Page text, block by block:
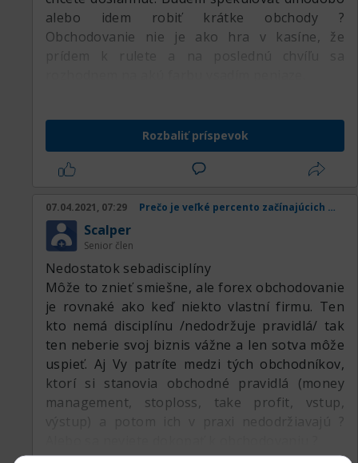
alebo idem robiť krátke obchody ?
Obchodovanie nie je ako hra v kasíne, že
prídem k rulete a na poslednú chvíľu sa
Rozbaliť príspevok
07.04.2021, 07:29 Prečo je veľké percento začínajúcich obchodníkov v strate
Scalper
Senior člen
Nedostatok sebadisciplíny
Môže to znieť smiešne, ale forex obchodovanie
je rovnaké ako keď niekto vlastní firmu. Ten
kto nemá disciplínu /nedodržuje pravidlá/ tak
ten neberie svoj biznis vážne a len sotva môže
uspieť. Aj Vy patríte medzi tých obchodníkov,
ktorí si stanovia obchodné pravidlá (money
management, stoploss, take profit, vstup,
výstup) a potom ich v praxi nedodržiavajú ?